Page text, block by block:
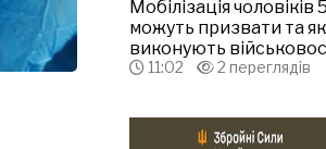
Мобілізація чоловіків
можуть призвати та
виконують
11:02 2 переглядів